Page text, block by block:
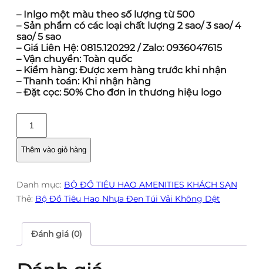
– Inlgo một màu theo số lượng từ 500
– Sản phẩm có các loại chất lượng 2 sao/ 3 sao/ 4
sao/ 5 sao
– Giá Liên Hệ: 0815.120292 / Zalo: 0936047615
– Vận chuyển: Toàn quốc
– Kiểm hàng: Được xem hàng trước khi nhận
– Thanh toán: Khi nhận hàng
– Đặt cọc: 50% Cho đơn in thương hiệu logo
Tiêu
Hao
Đen
Túi
Không
Dệt
Thêm vào giỏ hàng
Danh mục: BỘ ĐỒ TIÊU HAO AMENITIES KHÁCH SẠN
Thẻ: Bộ Đồ Tiêu Hao Nhựa Đen Túi Vải Không Dệt
Đánh giá (0)